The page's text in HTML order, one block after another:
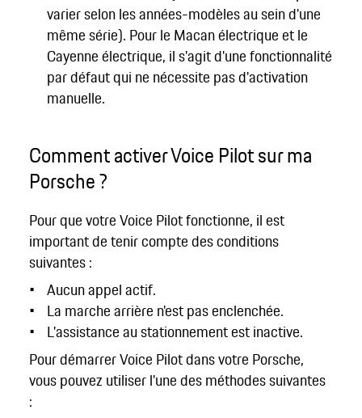
varier selon les années-modèles au sein d'une
même série). Pour le Macan électrique et le
Cayenne électrique, il s'agit d'une fonctionnalité
par défaut qui ne nécessite pas d'activation
manuelle.
Comment activer Voice Pilot sur ma
Porsche ?
Pour que votre Voice Pilot fonctionne, il est
important de tenir compte des conditions
suivantes :
Aucun appel actif.
La marche arrière n'est pas enclenchée.
L'assistance au stationnement est inactive.
Pour démarrer Voice Pilot dans votre Porsche,
vous pouvez utiliser l'une des méthodes suivantes
: